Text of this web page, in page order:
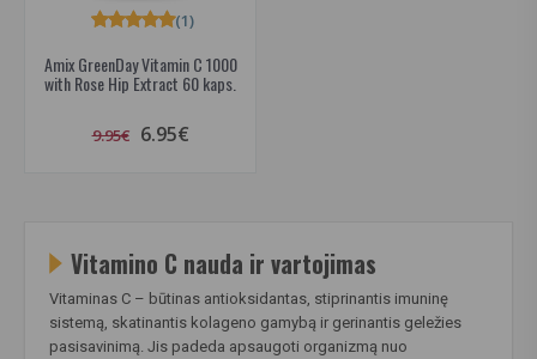
Amix GreenDay Vitamin C 1000
with Rose Hip Extract 60 kaps.
(1)
9.95€ 6.95€
Vitamino C nauda ir vartojimas
Vitaminas C – būtinas antioksidantas, stiprinantis imuninę
sistemą, skatinantis kolageno gamybą ir gerinantis geležies
pasisavinimą. Jis padeda apsaugoti organizmą nuo